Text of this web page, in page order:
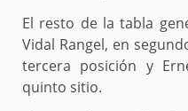
El resto de la tabla
Vidal Rangel, en
tercera posición y
quinto sitio.